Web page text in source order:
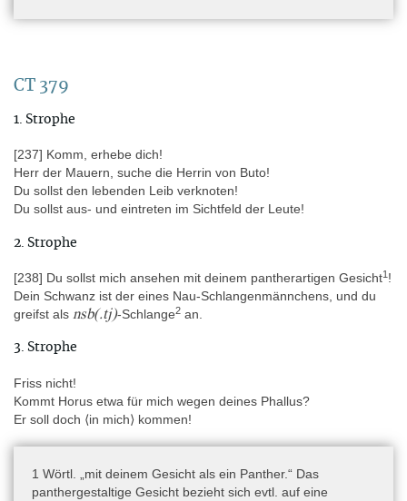
(novembre-décembre 1897), in: Annales du Service des
Texts. Volume II Spells 355 - 787 (Warminster 1977), 8 (CT 369),
(CT 381), 14 (CT 382).
- Lacau 1904: P. Lacau, Catalogue général des antiquités
égyptiennes du Musée du Caire. Nos 28001–28086.
Sarcophages antérieurs au Nouvel Empire. Tome premier (Le
Caire 1904), 170–199, Taf. 11, 24–25.
- Lacau 1906: P. Lacau, Catalogue général des antiquités
égyptiennes du Musée du Caire. Nos 28087–28126.
Sarcophages antérieurs au Nouvel Empire. Tome II (Le Caire
1906).
- Lapp 1993: G. Lapp, Typologie der Särge und Sargkammern
Geschichte Altägyptens 7 (Heidelberg 1993), Kat.-Nr. B16.
- Lesko 1979: L. H. Lesko, Index of the Spells on Egyptian Middle
Kingdom Coffins and Related Documents (Berkeley 1979).
- Pommerening – Willems 2020: T. Pommerening – H. Willems,
Unravelling Daressy’s excavations of the five shafts in front of the
- Stegbauer 2015: K. Stegbauer, Magie als Waffe gegen
CT 379
1. Strophe
[237] Komm, erhebe dich!
Herr der Mauern, suche die Herrin von Buto!
Du sollst den lebenden Leib verknoten!
Du sollst aus- und eintreten im Sichtfeld der Leute!
2. Strophe
[238] Du sollst mich ansehen mit deinem pantherartigen Gesicht1 !
Dein Schwanz ist der eines Nau-Schlangenmännchens, und du
greifst als nsb(.tj)-Schlange2 an.
3. Strophe
Friss nicht!
Kommt Horus etwa für mich wegen deines Phallus?
Er soll doch ⟨in mich⟩ kommen!
1 Wörtl. „mit deinem Gesicht als ein Panther.“ Das
panthergestaltige Gesicht bezieht sich evtl. auf eine